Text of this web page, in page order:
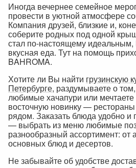
Иногда вечернее семейное
провести в уютной атмосфере
Компания друзей, близкие и,
соберите родных под одной
стал по-настоящему
вкусная еда. Тут на помощь
BAHROMA.
Хотите ли Вы найти грузинскую
Петербурге, раздумываете о
любимые хачапури или
восточную новинку —
рядом. Заказать блюда удобно и
— выбрать из меню любимые
разнообразный ассортимент: от
основных блюд и десертов.
Не забывайте об удобстве